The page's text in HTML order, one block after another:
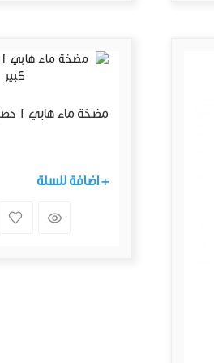
مضخة ماء هابي 1 حصان 1" فراش كبير
+ اضافة للسلة